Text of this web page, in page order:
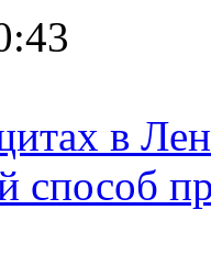
в
способ